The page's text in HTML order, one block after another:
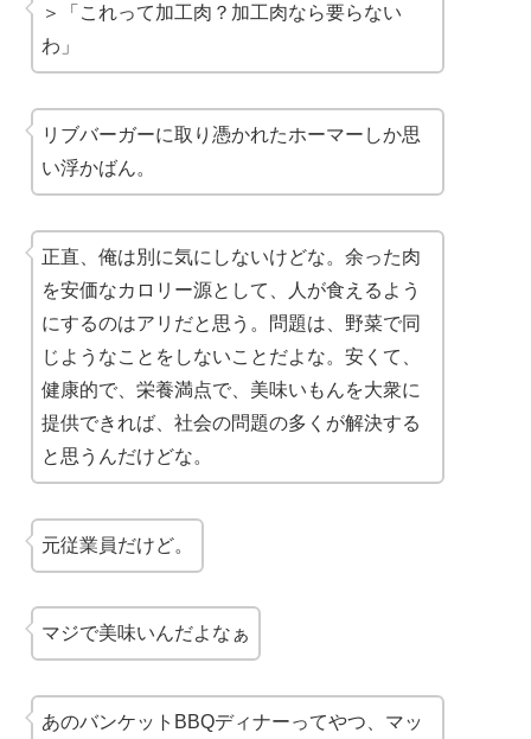
＞「これって加工肉？加工肉なら要らない
わ」
リブバーガーに取り憑かれたホーマーしか思
い浮かばん。
正直、俺は別に気にしないけどな。余った肉
を安価なカロリー源として、人が食えるよう
にするのはアリだと思う。問題は、野菜で同
じようなことをしないことだよな。安くて、
健康的で、栄養満点で、美味いもんを大衆に
提供できれば、社会の問題の多くが解決する
と思うんだけどな。
元従業員だけど。
マジで美味いんだよなぁ
あのバンケットBBQディナーってやつ、マッ